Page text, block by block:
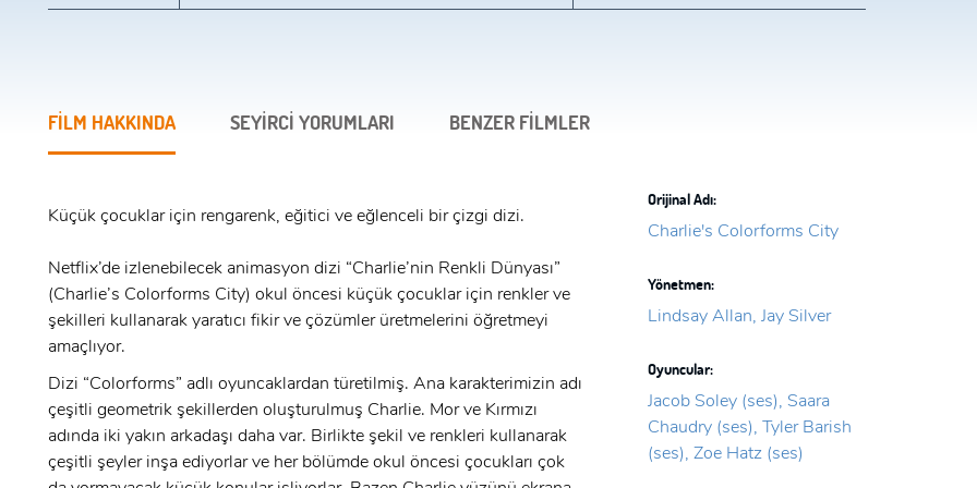
x
GIRIŞ YAP
ÜYE OL
Ad Soyad:
FİLM HAKKINDA SEYİRCİ YORUMLARI BENZER FİLMLER
Küçük çocuklar için rengarenk, eğitici ve eğlenceli bir çizgi dizi.
Netflix’de izlenebilecek animasyon dizi “Charlie’nin Renkli Dünyası”
(Charlie’s Colorforms City) okul öncesi küçük çocuklar için renkler ve
şekilleri kullanarak yaratıcı fikir ve çözümler üretmelerini öğretmeyi
amaçlıyor.
Dizi “Colorforms” adlı oyuncaklardan türetilmiş. Ana karakterimizin adı
çeşitli geometrik şekillerden oluşturulmuş Charlie. Mor ve Kırmızı
adında iki yakın arkadaşı daha var. Birlikte şekil ve renkleri kullanarak
çeşitli şeyler inşa ediyorlar ve her bölümde okul öncesi çocukları çok
Orijinal Adı:
Charlie's Colorforms City
Yönetmen:
Lindsay Allan, Jay Silver
Oyuncular:
Jacob Soley (ses), Saara
Chaudry (ses), Tyler Barish
(ses), Zoe Hatz (ses)